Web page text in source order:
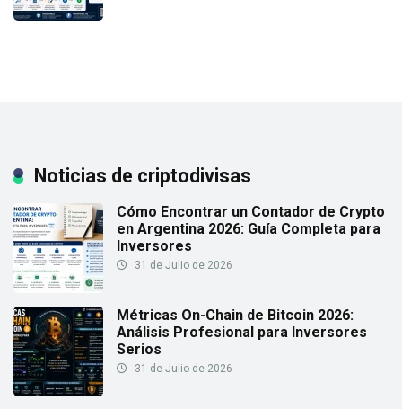
Noticias de criptodivisas
Cómo Encontrar un Contador de Crypto
en Argentina 2026: Guía Completa para
Inversores
31 de Julio de 2026
Métricas On-Chain de Bitcoin 2026:
Análisis Profesional para Inversores
Serios
31 de Julio de 2026